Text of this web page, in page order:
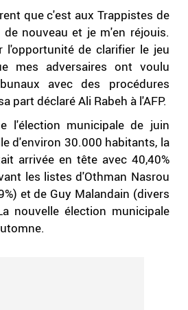
que c'est aux Trappistes de
nouveau et je m'en réjouis.
l'opportunité de clarifier le jeu
mes adversaires ont voulu
avec des procédures
part déclaré Ali Rabeh à l'AFP.
l'élection municipale de juin
d'environ 30.000 habitants, la
arrivée en tête avec 40,40%
les listes d'Othman Nasrou
et de Guy Malandain (divers
nouvelle élection municipale